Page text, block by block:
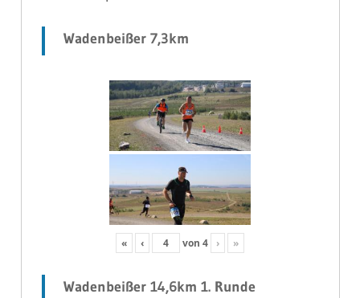
Wadenbeißer 7,3km
« ‹ von 4 › »
Wadenbeißer 14,6km 1. Runde